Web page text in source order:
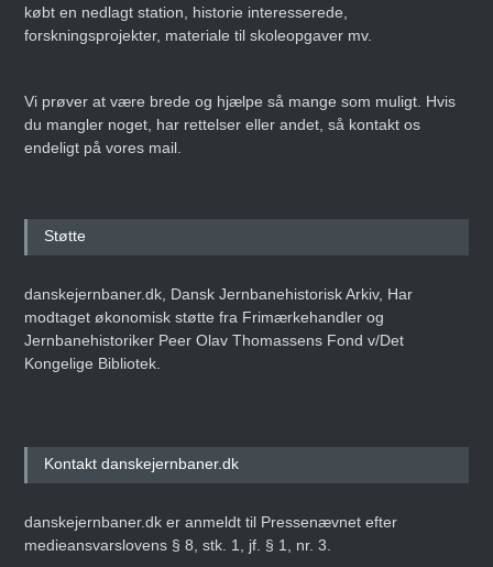
købt en nedlagt station, historie interesserede,
forskningsprojekter, materiale til skoleopgaver mv.
Vi prøver at være brede og hjælpe så mange som muligt. Hvis
du mangler noget, har rettelser eller andet, så kontakt os
endeligt på vores mail.
Støtte
danskejernbaner.dk, Dansk Jernbanehistorisk Arkiv, Har
modtaget økonomisk støtte fra Frimærkehandler og
Jernbanehistoriker Peer Olav Thomassens Fond v/Det
Kongelige Bibliotek.
Kontakt danskejernbaner.dk
danskejernbaner.dk er anmeldt til Pressenævnet efter
medieansvarslovens § 8, stk. 1, jf. § 1, nr. 3.